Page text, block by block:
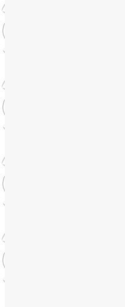
Случалось ли вам
прочитав этот вопрос,
осознанного расслабления
медитация, в которой
является расслабление
релакса становится
расслабление. И многие
уйти в сон! Грань между
зыбкая. Но парадокс: те
не могут быстро уснуть без